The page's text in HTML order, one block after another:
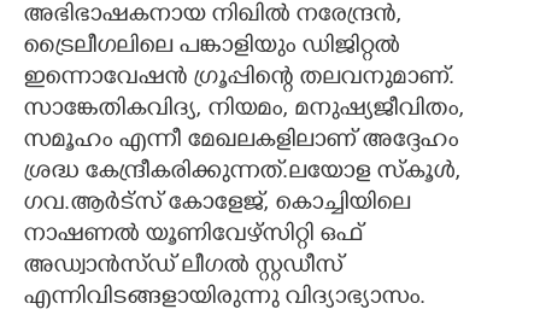
അഭിഭാഷകനായ നിഖിൽ നരേന്ദ്രൻ,
ട്രൈലീഗലിലെ പങ്കാളിയും ഡിജിറ്റൽ
ഇന്നൊവേഷൻ ഗ്രൂപ്പിന്റെ തലവനുമാണ്.
സാങ്കേതികവിദ്യ, നിയമം, മനുഷ്യജീവിതം,
സമൂഹം എന്നീ മേഖലകളിലാണ് അദ്ദേഹം
ശ്രദ്ധ കേന്ദ്രീകരിക്കുന്നത്.ലയോള സ്കൂൾ,
ഗവ.ആർട്സ് കോളേജ്, കൊച്ചിയിലെ
നാഷണൽ യൂണിവേഴ്സിറ്റി ഒഫ്
അഡ്വാൻസ്ഡ് ലീഗൽ സ്റ്റഡീസ്
എന്നിവിടങ്ങളായിരുന്നു വിദ്യാഭ്യാസം.